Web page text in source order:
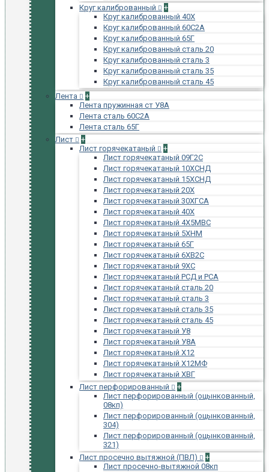
Круг калиброванный
+
Круг калиброванный 40Х
Круг калиброванный 60С2А
Круг калиброванный 65Г
Круг калиброванный сталь 20
Круг калиброванный сталь 3
Круг калиброванный сталь 35
Круг калиброванный сталь 45
Лента
+
Лента пружинная ст У8А
Лента сталь 60С2А
Лента сталь 65Г
Лист
+
Лист горячекатаный
+
Лист горячекатаный 09Г2С
Лист горячекатаный 10ХСНД
Лист горячекатаный 15ХСНД
Лист горячекатаный 20Х
Лист горячекатаный 30ХГСА
Лист горячекатаный 40Х
Лист горячекатаный 4Х5МВС
Лист горячекатаный 5ХНМ
Лист горячекатаный 65Г
Лист горячекатаный 6ХВ2С
Лист горячекатаный 9ХС
Лист горячекатаный РСД и РСА
Лист горячекатаный сталь 20
Лист горячекатаный сталь 3
Лист горячекатаный сталь 35
Лист горячекатаный сталь 45
Лист горячекатаный У8
Лист горячекатаный У8А
Лист горячекатаный Х12
Лист горячекатаный Х12МФ
Лист горячекатаный ХВГ
Лист перфорированный
+
Лист перфорированный (оцынкованный,
08кп)
Лист перфорированный (оцынкованный,
304)
Лист перфорированный (оцынкованный,
321)
Лист просечно вытяжной (ПВЛ)
+
Лист просечно-вытяжной 08кп